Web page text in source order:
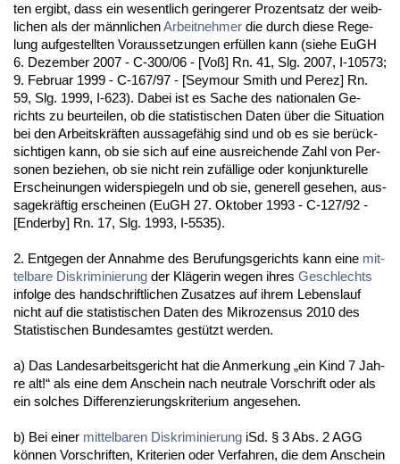
ten er­gibt, dass ein we­sent­lich ge­rin­ge­rer Pro­zent­satz der weib­
li­chen als der männ­li­chenAr­beit­neh­mer die durch die­se Re­ge­
lung auf­ge­stell­ten Vor­aus­set­zun­gen erfüllen kann (sie­he EuGH
6. De­zem­ber 2007 - C-300/06 - [Voß] Rn. 41, Slg. 2007, I-10573;
9. Fe­bru­ar 1999 - C-167/97 - [Sey­mour Smith und Pe­rez] Rn.
59, Slg. 1999, I-623). Da­bei ist es Sa­che des na­tio­na­len Ge­
richts zu be­ur­tei­len, ob die sta­tis­ti­schen Da­ten über die Si­tua­ti­on
bei den Ar­beits­kräften aus­sa­gefähig sind und ob es sie berück­
sich­ti­gen kann, ob sie sich auf ei­ne aus­rei­chen­de Zahl von Per­
so­nen be­zie­hen, ob sie nicht rein zufälli­ge oder kon­junk­tu­rel­le
Er­schei­nun­gen wi­der­spie­geln und ob sie, ge­ne­rell ge­se­hen, aus­
sa­ge­kräftig er­schei­nen (EuGH 27. Ok­to­ber 1993 - C-127/92 -
[End­er­by] Rn. 17, Slg. 1993, I-5535).
2. Ent­ge­gen der An­nah­me des Be­ru­fungs­ge­richts kann ei­ne mit­
tel­ba­re Dis­kri­mi­nie­rung der Kläge­rin we­gen ih­res Ge­schlechts
in­fol­ge des hand­schrift­li­chen Zu­sat­zes auf ih­rem Le­bens­lauf
nicht auf die sta­tis­ti­schen Da­ten des Mi­kro­zen­sus 2010 des
Sta­tis­ti­schen Bun­des­am­tes gestützt wer­den.
a) Das Lan­des­ar­beits­ge­richt hat die An­mer­kung „ein Kind 7 Jah­
re alt!“ als ei­ne dem An­schein nach neu­tra­le Vor­schrift oder als
ein sol­ches Dif­fe­ren­zie­rungs­kri­te­ri­um an­ge­se­hen.
b) Bei ei­ner mit­tel­ba­ren Dis­kri­mi­nie­rung iSd. § 3 Abs. 2 AGG
können Vor­schrif­ten, Kri­te­ri­en oder Ver­fah­ren, die dem An­schein